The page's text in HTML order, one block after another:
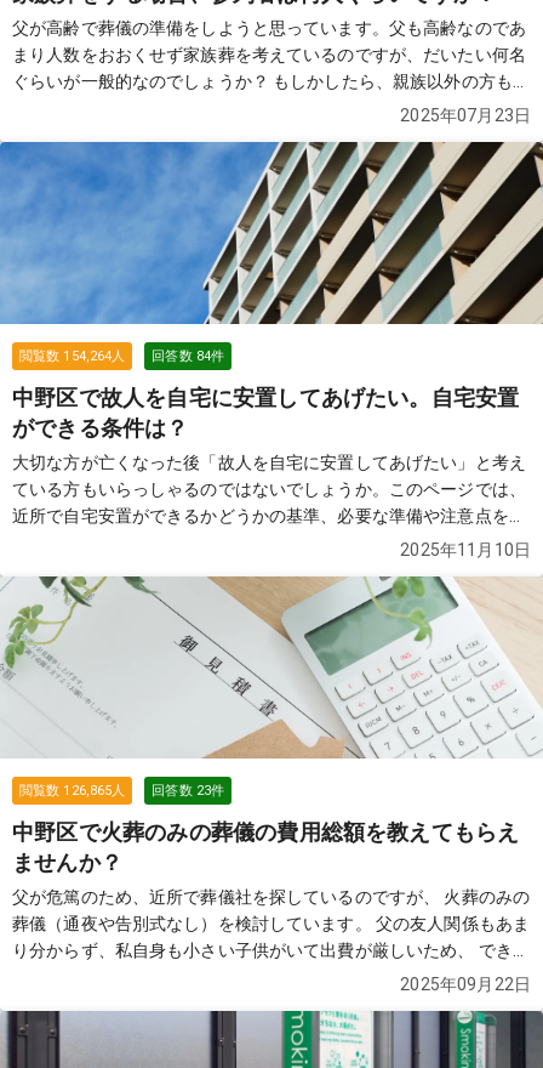
父が高齢で葬儀の準備をしようと思っています。父も高齢なのであ
まり人数をおおくせず家族葬を考えているのですが、だいたい何名
ぐらいが一般的なのでしょうか？ もしかしたら、親族以外の方も参
列する可能性があります。 その場合は、お断りした方がよろしいで
2025年07月23日
閲覧数 154,264人 回答数 84件
中野区で故人を自宅に安置してあげたい。自宅安置
ができる条件は？
大切な方が亡くなった後「故人を自宅に安置してあげたい」と考え
ている方もいらっしゃるのではないでしょうか。このページでは、
近所で自宅安置ができるかどうかの基準、必要な準備や注意点を解
2025年11月10日
閲覧数 126,865人 回答数 23件
中野区で火葬のみの葬儀の費用総額を教えてもらえ
ませんか？
父が危篤のため、近所で葬儀社を探しているのですが、 火葬のみの
葬儀（通夜や告別式なし）を検討しています。 父の友人関係もあま
り分からず、私自身も小さい子供がいて出費が厳しいため、 できる
が、 実際には総額で35万円ほどになりました。 担当者に確認した
ところ、火葬場の料金やその他の費用は別途必要になるとのこと
2025年09月22日